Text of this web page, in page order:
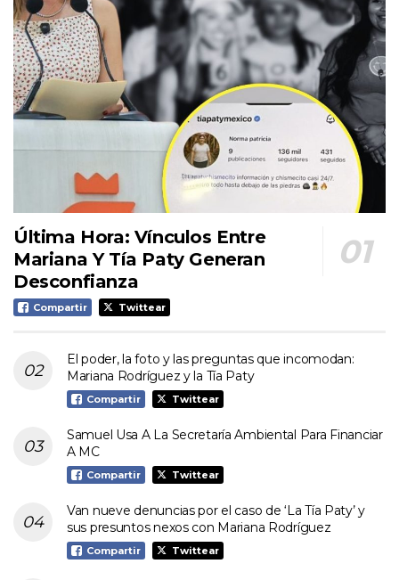
Última Hora: Vínculos Entre
Mariana Y Tía Paty Generan
Desconfianza
Compartir Twittear
El poder, la foto y las preguntas que incomodan:
Mariana Rodríguez y la Tía Paty
Compartir Twittear
Samuel Usa A La Secretaría Ambiental Para Financiar
A MC
Compartir Twittear
Van nueve denuncias por el caso de ‘La Tía Paty’ y
sus presuntos nexos con Mariana Rodríguez
Compartir Twittear